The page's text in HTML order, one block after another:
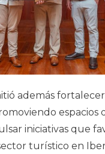
además
espacios
iniciativas que
turístico en